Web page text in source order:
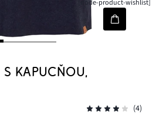
[node-product-wishlist]
S KAPUCŇOU,
(4)